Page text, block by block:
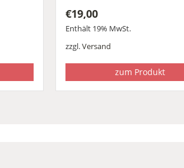
€19,00
Enthält 19% MwSt.
zzgl.Versand
zum Produkt